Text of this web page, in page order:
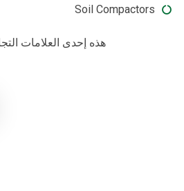
Soil Compactors
هذه إحدى العلامات